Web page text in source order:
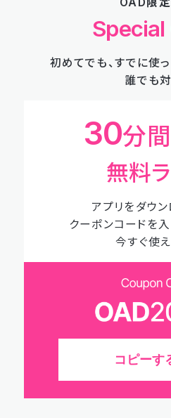
OAD限
初めてでも、すでに使
誰でも対
30分
無料
アプリをダウ
クーポンコードを
今すぐ使え
コピーす